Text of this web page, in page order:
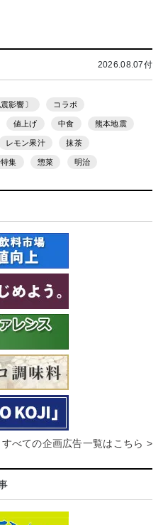
2026.08.07付
影響〕 コラボ
値上げ 中食 熊本地震
レモン果汁 抹茶
集 惣菜 明治
すべての企画広告一覧はこちら >